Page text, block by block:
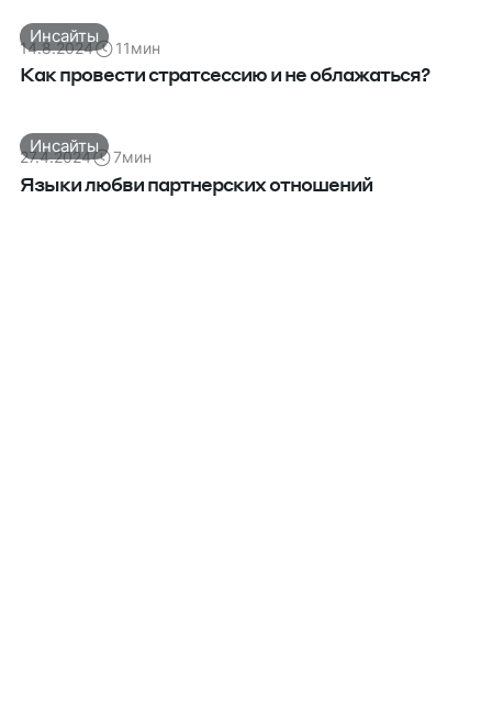
14.8.2024 11мин
Как провести стратсессию и не облажаться?
Инсайты
27.4.2024 7мин
Языки любви партнерских отношений
Инсайты